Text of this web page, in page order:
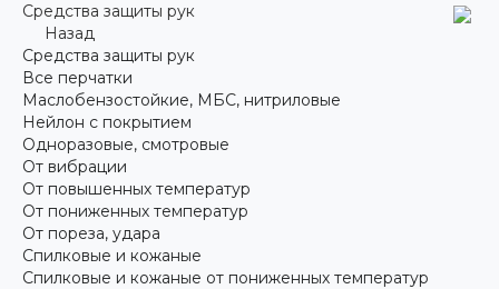
Средства защиты рук
Назад
Средства защиты рук
Все перчатки
Маслобензостойкие, МБС, нитриловые
Нейлон с покрытием
Одноразовые, смотровые
От вибрации
От повышенных температур
От пониженных температур
От пореза, удара
Спилковые и кожаные
Спилковые и кожаные от пониженных температур